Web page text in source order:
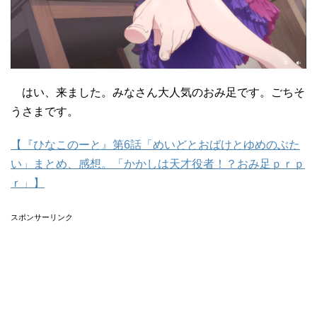
はい、来ました。みなさん大人気のおみ足です。ごちそ
うさまです。
【『ひなこのーと』第6話「めいどとおばけとゆめのぶた
い」まとめ、感想。「かかしは天才役者！？おみ足ｐｒｐ
ｒ」】
スポンサーリンク